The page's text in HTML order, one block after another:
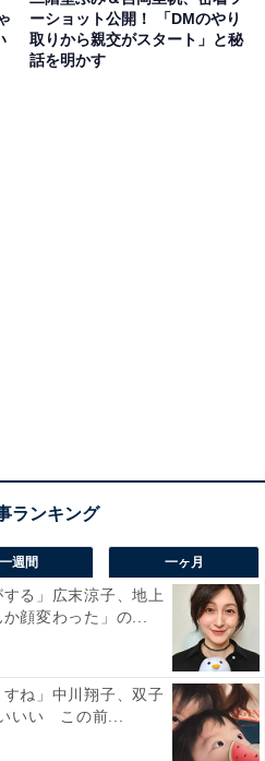
ーショット公開！ 「DMのやり
取りから親交がスタート」と秘
話を明かす
一週間 一ヶ月
する」広末涼子、地上
顔変わった」の...
すね」中川翔子、双子
いい この前...